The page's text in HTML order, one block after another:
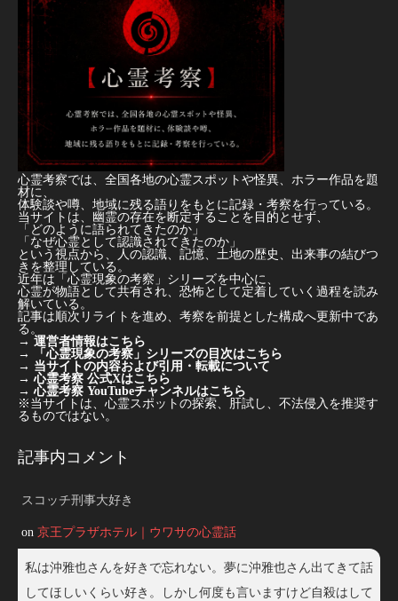
心霊考察では、全国各地の心霊スポットや怪異、ホラー作品を題
材に、
体験談や噂、地域に残る語りをもとに記録・考察を行っている。
当サイトは、幽霊の存在を断定することを目的とせず、
「どのように語られてきたのか」
「なぜ心霊として認識されてきたのか」
という視点から、人の認識、記憶、土地の歴史、出来事の結びつ
きを整理している。
近年は「心霊現象の考察」シリーズを中心に、
心霊が物語として共有され、恐怖として定着していく過程を読み
解いている。
記事は順次リライトを進め、考察を前提とした構成へ更新中であ
る。
→ 運営者情報はこちら
→
「心霊現象の考察」シリーズの目次はこちら
→ 当サイトの内容および引用・転載について
→ 心霊考察 公式Xはこちら
→ 心霊考察 YouTubeチャンネルはこちら
※当サイトは、心霊スポットの探索、肝試し、不法侵入を推奨す
るものではない。
記事内コメント
スコッチ刑事大好き
on 京王プラザホテル｜ウワサの心霊話
私は沖雅也さんを好きで忘れない。夢に沖雅也さん出てきて話
してほしいくらい好き。しかし何度も言いますけど自殺はして